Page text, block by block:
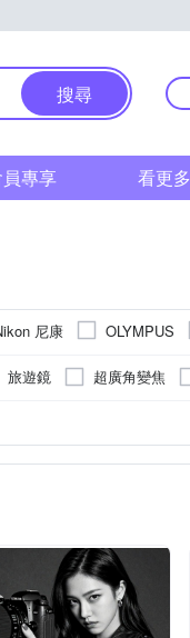
搜尋
專享 看更多
尼康 OLYMPUS
Tokina ZEISS 蔡司
旅遊鏡 超廣角變焦